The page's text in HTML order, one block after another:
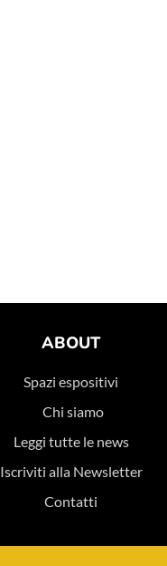
ABOUT
Spazi espositivi
Chi siamo
Leggi tutte le news
Iscriviti alla Newsletter
Contatti